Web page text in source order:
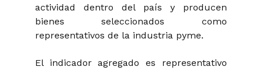
actividad dentro del país y producen
bienes seleccionados como
representativos de la industria pyme.
El indicador agregado es representativo